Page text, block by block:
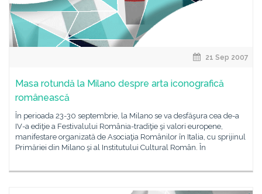
21 Sep 2007
Masa rotundă la Milano despre arta iconografică
românească
În perioada 23-30 septembrie, la Milano se va desfăşura cea de-a
IV-a ediţie a Festivalului România-tradiţie şi valori europene,
manifestare organizată de Asociaţia Românilor în Italia, cu sprijinul
Primăriei din Milano şi al Institutului Cultural Român. În